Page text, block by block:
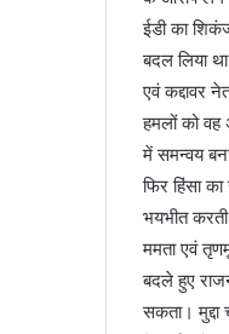
ईडी का
बदल लिया
एवं कद्दावर
हमलों को वह
में समन्वय
फिर हिंसा
भयभीत
ममता एवं
बदले हुए
सकता।